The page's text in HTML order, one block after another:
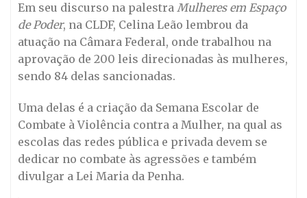
Em seu discurso na palestra Mulheres em Espaço
de Poder, na CLDF, Celina Leão lembrou da
atuação na Câmara Federal, onde trabalhou na
aprovação de 200 leis direcionadas às mulheres,
sendo 84 delas sancionadas.
Uma delas é a criação da Semana Escolar de
Combate à Violência contra a Mulher, na qual as
escolas das redes pública e privada devem se
dedicar no combate às agressões e também
divulgar a Lei Maria da Penha.